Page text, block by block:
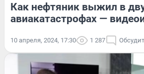
Как нефтяник выжил в
авиакатастрофах —
10 апреля, 2024, 17:30 1 287